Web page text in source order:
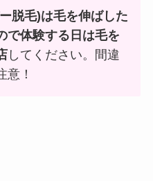
脱毛)は毛を伸ばした
で体験する日は毛を
してください。間違
意！